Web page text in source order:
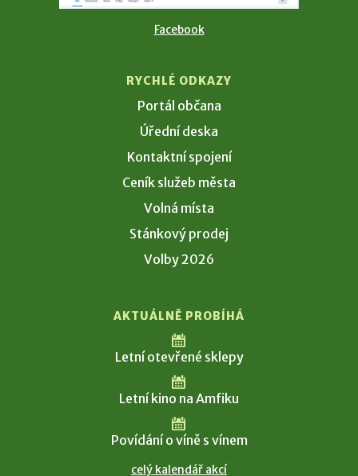
Facebook
RYCHLÉ ODKAZY
Portál občana
Úřední deska
Kontaktní spojení
Ceník služeb města
Volná místa
Stánkový prodej
Volby 2026
AKTUÁLNĚ PROBÍHÁ
Letní otevřené sklepy
Letní kino na Amfiku
Povídání o víně s vínem
celý kalendář akcí